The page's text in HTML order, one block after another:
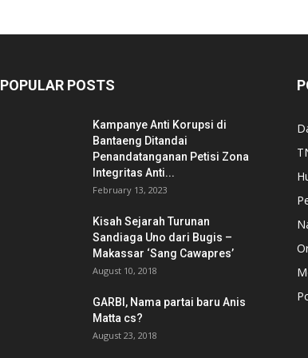
POPULAR POSTS
Kampanye Anti Korupsi di
Bantaeng Ditandai
Penandatanganan Petisi Zona
Integritas Anti...
February 13, 2023
Kisah Sejarah Turunan
Sandiaga Uno dari Bugis –
Makassar ‘Sang Cawapres’
August 10, 2018
GARBI, Nama partai baru Anis
Matta cs?
August 23, 2018